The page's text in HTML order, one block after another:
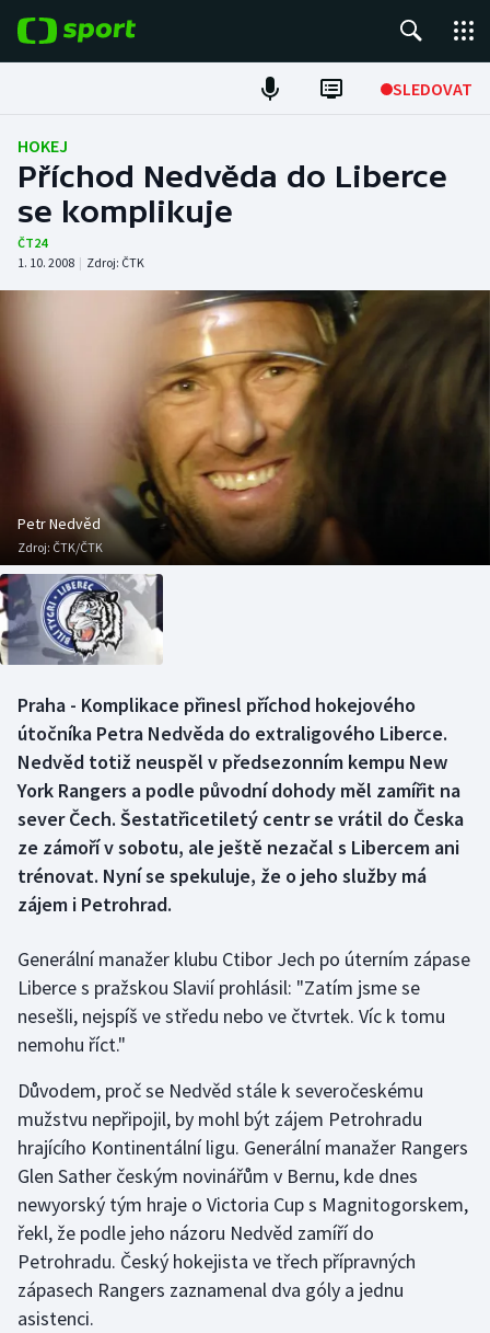
SLEDOVAT
Fotbal
Hokej
Tenis
Atletika
Americký fotbal
Baseball a softbal
Basketbal
Biatlon
Boby a skeleton
Box
Curling
Dostihy
Florbal
Golf
Gymnastika
Házená
Jezdectví
Judo
Krasobruslení
Lezení
NEPŘEHLÉDNĚTE
Soutěže
Historické návraty
Aplikace ČT sport
AZ kvíz
HOKEJ
Příchod Nedvěda do Liberce
se komplikuje
ČT24
1. 10. 2008 | Zdroj: ČTK
Petr Nedvěd
Zdroj: ČTK/ČTK
Praha - Komplikace přinesl příchod hokejového
útočníka Petra Nedvěda do extraligového Liberce.
Nedvěd totiž neuspěl v předsezonním kempu New
York Rangers a podle původní dohody měl zamířit na
sever Čech. Šestatřicetiletý centr se vrátil do Česka
ze zámoří v sobotu, ale ještě nezačal s Libercem ani
trénovat. Nyní se spekuluje, že o jeho služby má
zájem i Petrohrad.
Generální manažer klubu Ctibor Jech po úterním zápase
Liberce s pražskou Slavií prohlásil: "Zatím jsme se
nesešli, nejspíš ve středu nebo ve čtvrtek. Víc k tomu
nemohu říct."
Důvodem, proč se Nedvěd stále k severočeskému
mužstvu nepřipojil, by mohl být zájem Petrohradu
hrajícího Kontinentální ligu. Generální manažer Rangers
Glen Sather českým novinářům v Bernu, kde dnes
newyorský tým hraje o Victoria Cup s Magnitogorskem,
řekl, že podle jeho názoru Nedvěd zamíří do
Petrohradu. Český hokejista ve třech přípravných
zápasech Rangers zaznamenal dva góly a jednu
asistenci.